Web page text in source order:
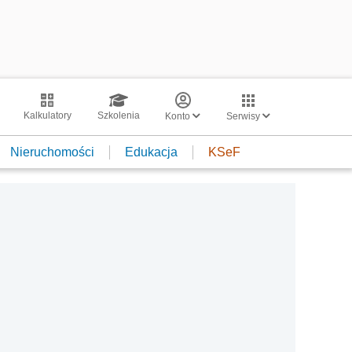
Kalkulatory Szkolenia Konto Serwisy
Nieruchomości Edukacja KSeF